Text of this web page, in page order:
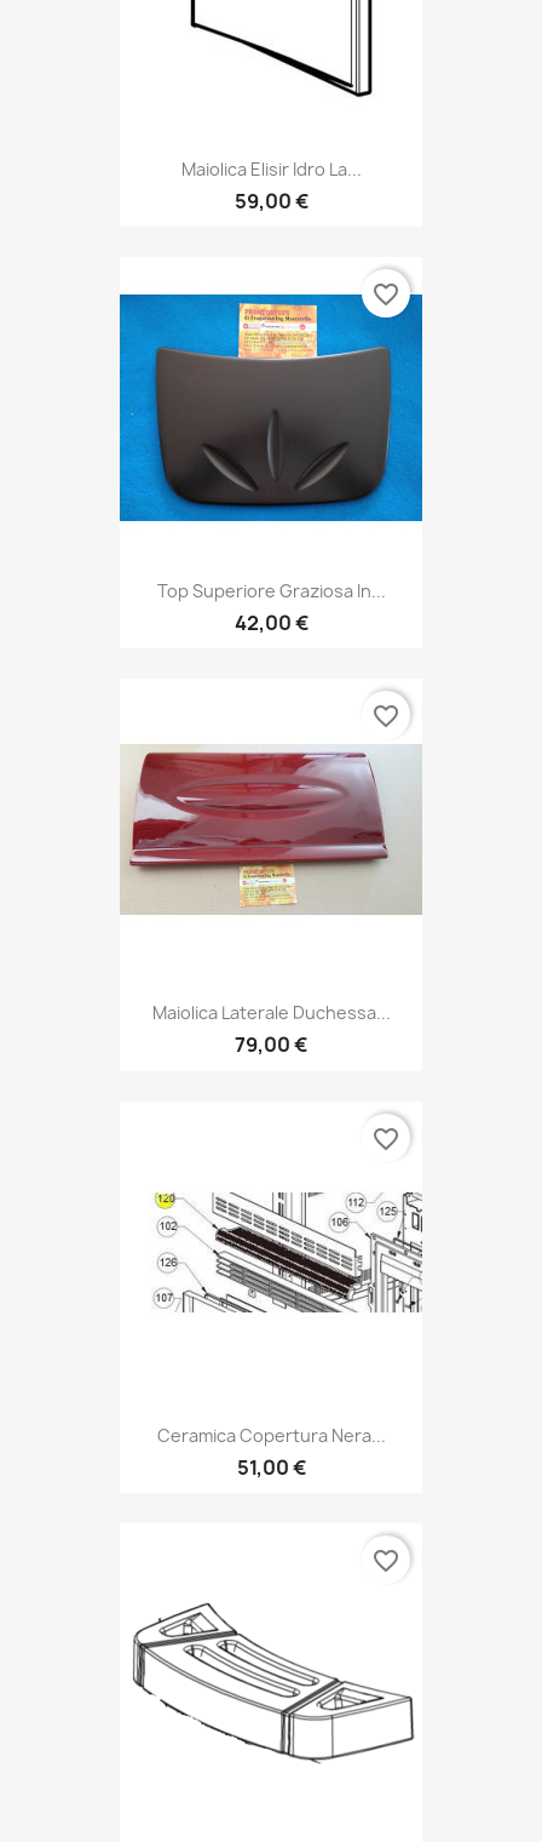
Maiolica Elisir Idro La...
59,00 €
Top Superiore Graziosa In...
42,00 €
favorite_border
Maiolica Laterale Duchessa...
79,00 €
favorite_border
Ceramica Copertura Nera...
51,00 €
favorite_border
favorite_border